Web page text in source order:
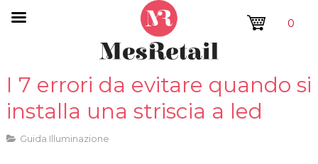
0
I 7 errori da evitare quando si
installa una striscia a led
Guida Illuminazione